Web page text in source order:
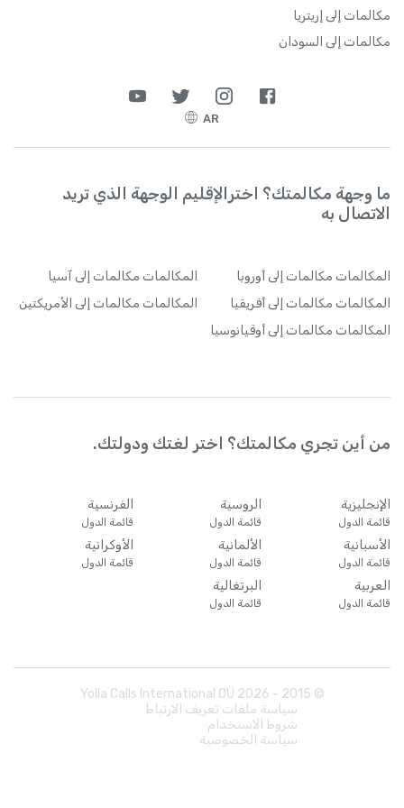
مكالمات إلى إريتريا
مكالمات إلى السودان
AR
ما وجهة مكالمتك؟ اخترالإقليم الوجهة الذي تريد
الاتصال به
المكالمات مكالمات إلى أوروبا المكالمات مكالمات إلى آسيا
المكالمات مكالمات إلى أفريقيا المكالمات مكالمات إلى الأمريكتين
المكالمات مكالمات إلى أوقيانوسيا
من أين تجري مكالمتك؟ اختر لغتك ودولتك.
الإنجليزية
قائمة الدول
الروسية
قائمة الدول
الفرنسية
قائمة الدول
الأسبانية
قائمة الدول
الألمانية
قائمة الدول
الأوكرانية
قائمة الدول
العربية
قائمة الدول
البرتغالية
قائمة الدول
© 2015 -
2026
سياسة ملفات تعريف الارتباط
شروط الاستخدام
سياسة الخصوصية